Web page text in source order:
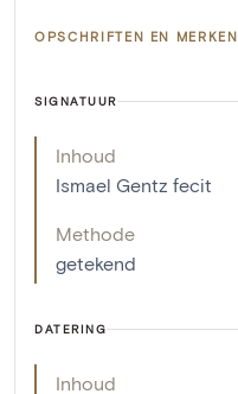
OPSCHRIFTEN EN MERKEN
SIGNATUUR
Inhoud
Ismael Gentz fecit
Methode
getekend
DATERING
Inhoud